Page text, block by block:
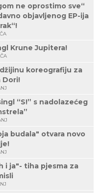
ne oprostimo sve“
objavljenog EP-ija
Krune Jupitera!
koreografiju za
Dori!
“S!” s nadolazećeg
budala" otvara novo
i ja"- tiha pjesma za